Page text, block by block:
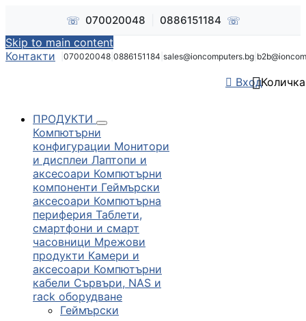
☏ 070020048 0886151184 ☏
Skip to main content
Контакти
070020048 0886151184 sales@ioncomputers.bg
 Вход
Количка
ПРОДУКТИ
Компютърни
конфигурации Монитори
и дисплеи Лаптопи и
аксесоари Компютърни
компоненти Геймърски
аксесоари Компютърна
периферия Таблети,
смартфони и смарт
часовници Мрежови
продукти Камери и
аксесоари Компютърни
кабели Сървъри, NAS и
rack оборудване
Геймърски